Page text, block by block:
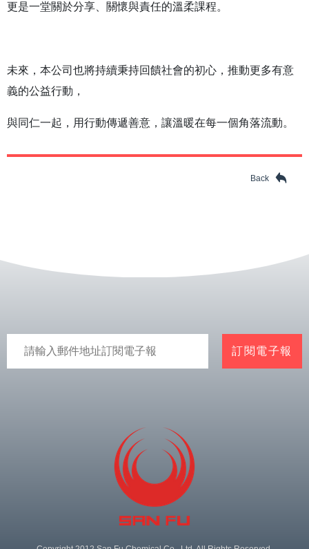
更是一堂關於分享、關懷與責任的溫柔課程。
未來，本公司也將持續秉持回饋社會的初心，推動更多有意
義的公益行動，
與同仁一起，用行動傳遞善意，讓溫暖在每一個角落流動。
Back